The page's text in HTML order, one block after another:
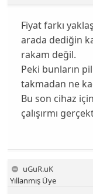
Fiyat farkı
arada dediğin
rakam değil.
Peki bunların
takmadan ne
Bu son cihaz
çalışırmı
uGuR.uK
Yıllanmış Üye